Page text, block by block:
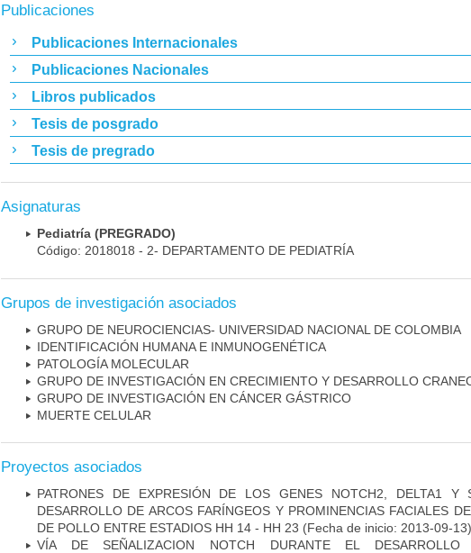
Publicaciones
Publicaciones Internacionales
Publicaciones Nacionales
Libros publicados
Tesis de posgrado
Tesis de pregrado
Asignaturas
Pediatría (PREGRADO)
Código: 2018018 - 2- DEPARTAMENTO DE PEDIATRÍA
Grupos de investigación asociados
GRUPO DE NEUROCIENCIAS- UNIVERSIDAD NACIONAL DE COLOMBIA
IDENTIFICACIÓN HUMANA E INMUNOGENÉTICA
PATOLOGÍA MOLECULAR
GRUPO DE INVESTIGACIÓN EN CRECIMIENTO Y DESARROLLO
GRUPO DE INVESTIGACIÓN EN CÁNCER GÁSTRICO
MUERTE CELULAR
Proyectos asociados
PATRONES DE EXPRESIÓN DE LOS GENES NOTCH2, DELTA1 Y
DESARROLLO DE ARCOS FARÍNGEOS Y PROMINENCIAS FACIALES
DE POLLO ENTRE ESTADIOS HH 14 - HH 23 (Fecha de inicio: 2013-09-13)
VÍA DE SEÑALIZACION NOTCH DURANTE EL